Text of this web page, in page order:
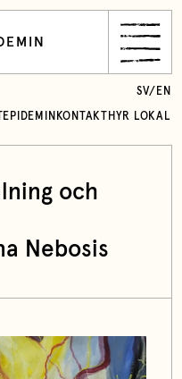
KONTAKT HYR LOKAL
SV/ EN
och
Nebosis